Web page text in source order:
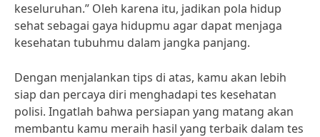
keseluruhan.” Oleh karena itu, jadikan pola hidup
sehat sebagai gaya hidupmu agar dapat menjaga
kesehatan tubuhmu dalam jangka panjang.
Dengan menjalankan tips di atas, kamu akan lebih
siap dan percaya diri menghadapi tes kesehatan
polisi. Ingatlah bahwa persiapan yang matang akan
membantu kamu meraih hasil yang terbaik dalam tes